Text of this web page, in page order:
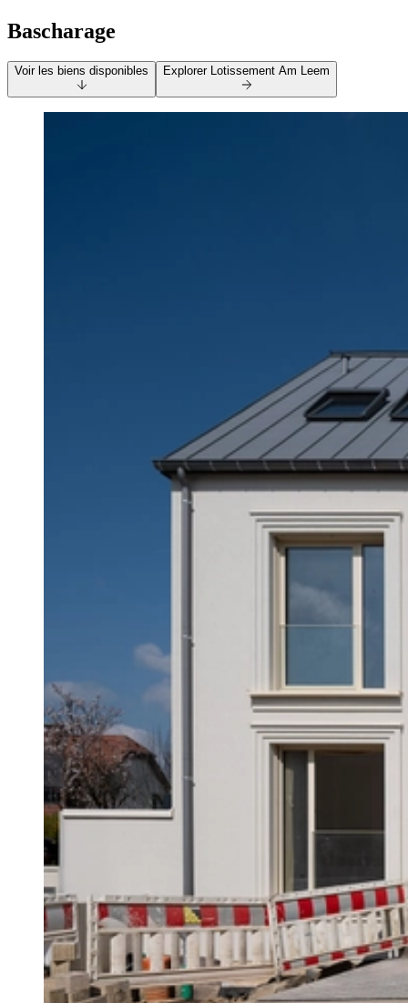
Bascharage
Voir les biens disponibles Explorer Lotissement Am Leem